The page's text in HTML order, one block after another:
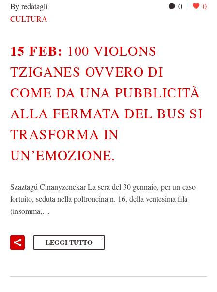
0 0
By redatagli
CULTURA
15 FEB: 100 VIOLONS
TZIGANES OVVERO DI
COME DA UNA PUBBLICITÀ
ALLA FERMATA DEL BUS SI
TRASFORMA IN
UN’EMOZIONE.
Szaztagú Cinanyzenekar La sera del 30 gennaio, per un caso
fortuito, seduta nella poltroncina n. 16, della ventesima fila
(insomma,…
LEGGI TUTTO